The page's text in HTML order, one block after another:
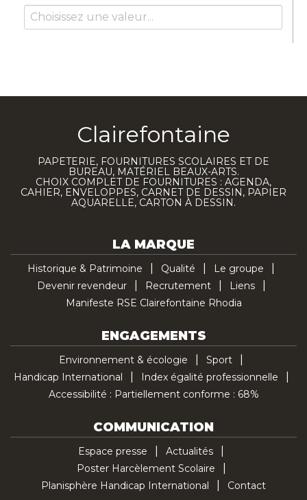
Clairefontaine
PAPETERIE, FOURNITURES SCOLAIRES ET DE
BUREAU, MATÉRIEL BEAUX-ARTS.
CHOIX COMPLET DE FOURNITURES : AGENDA,
CAHIER, ENVELOPPES, CARNET DE DESSIN, PAPIER
AQUARELLE, CARTON À DESSIN.
LA MARQUE
Historique & Patrimoine Qualité
Le groupe
Devenir revendeur
Recrutement
Liens
Manifeste RSE Clairefontaine Rhodia
ENGAGEMENTS
Environnement & écologie
Sport
Handicap International
Index égalité professionnelle
Accessibilité : Partiellement conforme : 68%
COMMUNICATION
Espace presse
Actualités
Poster Harcèlement Scolaire
Planisphère Handicap International
Contact